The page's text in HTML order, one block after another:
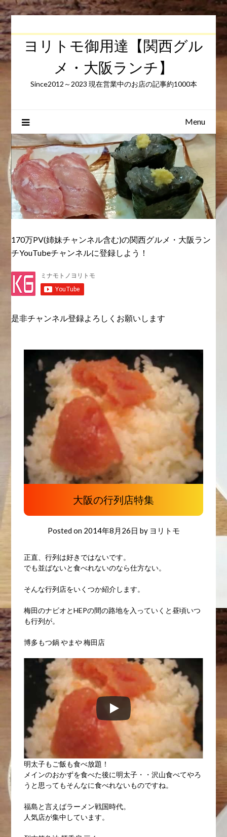
Skip
to
content
ヨリトモ御用達【関西グル
メ・大阪ランチ】
Since2012～2023 現在営業中のお店の記事約1000本
Menu
170万PV(姉妹チャンネル含む)の関西グルメ・大阪ラン
チYouTubeチャンネルに登録しよう！
是非チャンネル登録よろしくお願いします
大阪の行列店特集
Posted on 2014年8月26日 by ヨリトモ
正直、行列は好きではないです。
でも並ばないと食べれないのなら仕方ない。
そんな行列店をいくつか紹介します。
梅田のナビオとHEPの間の路地を入っていくと昼頃いつ
も行列が。
博多もつ鍋 やまや 梅田店
明太子もご飯も食べ放題！
メインのおかずを食べた後に明太子・・沢山食べてやろ
うと思ってもそんなに食べれないものですね。
福島と言えばラーメン戦国時代。
人気店が集中しています。